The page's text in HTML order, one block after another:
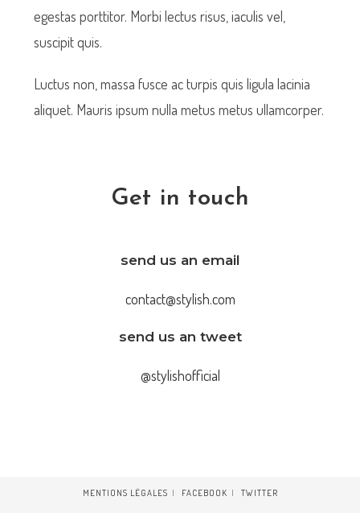
egestas porttitor. Morbi lectus risus, iaculis vel,
suscipit quis.
Luctus non, massa fusce ac turpis quis ligula lacinia
aliquet. Mauris ipsum nulla metus metus ullamcorper.
Get in touch
send us an email
contact@stylish.com
send us an tweet
@stylishofficial
MENTIONS LÉGALES FACEBOOK TWITTER